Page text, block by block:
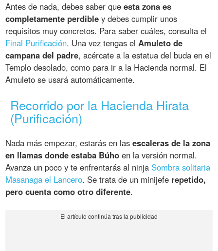
Antes de nada, debes saber queesta zona es
completamente perdible y debes cumplir unos
requisitos muy concretos. Para saber cuáles, consulta el
Final Purificación. Una vez tengas elAmuleto de
campana del padre, acércate a la estatua del buda en el
Templo desolado, como para ir a la Hacienda normal. El
Amuleto se usará automáticamente.
Recorrido por la Hacienda Hirata
(Purificación)
Nada más empezar, estarás en lasescaleras de la zona
en llamas donde estaba Búho en la versión normal.
Avanza un poco y te enfrentarás al ninja Sombra solitaria
Masanaga el Lancero. Se trata de un minijefe repetido,
pero cuenta como otro diferente.